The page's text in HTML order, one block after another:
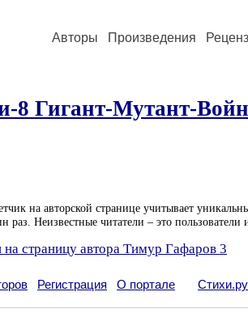
Авторы Произведения
8 Гигант-Мутант-
на авторской странице учитывает
раз. Неизвестные читатели – это
на страницу автора Тимур Гафаров 3
Регистрация О портале Стихи.ру